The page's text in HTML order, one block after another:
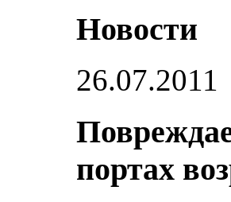
Новости
26.07.2011
портах